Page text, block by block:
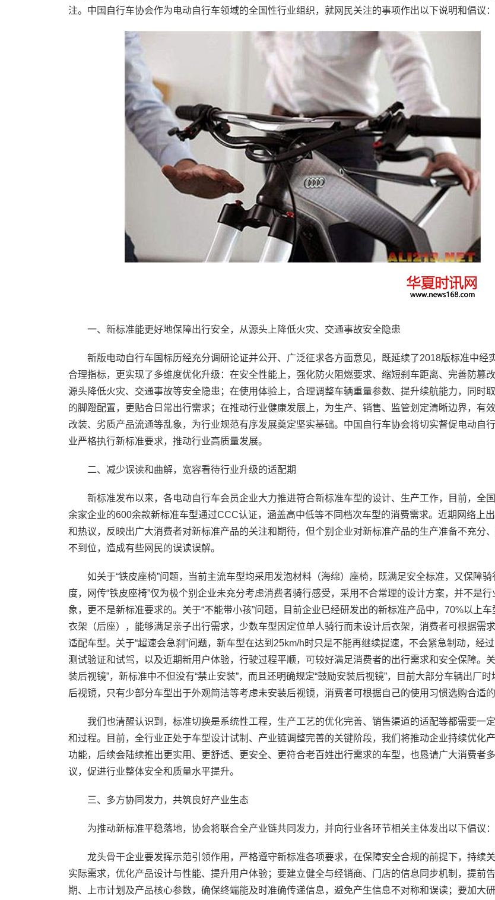
注。中国自行车协会作为电动自行车领域的全国性行业组织，就网民关注的事项作出以下说明和倡议：
一、新标准能更好地保障出行安全，从源头上降低火灾、交通事故安全隐患
新版电动自行车国标历经充分调研论证并公开、广泛征求各方面意见，既延续了2018版标准中经
合理指标，更实现了多维度优化升级：在安全性能上，强化防火阻燃要求、缩短刹车距离、完善防篡
源头降低火灾、交通事故等安全隐患；在使用体验上，合理调整车辆重量参数、提升续航能力，同时
的脚蹬配置，更贴合日常出行需求；在推动行业健康发展上，为生产、销售、监管划定清晰边界，有
改装、劣质产品流通等乱象，为行业规范有序发展奠定坚实基础。中国自行车协会将切实督促电动自
业严格执行新标准要求，推动行业高质量发展。
二、减少误读和曲解，宽容看待行业升级的适配期
新标准发布以来，各电动自行车会员企业大力推进符合新标准车型的设计、生产工作，目前，全
余家企业的600余款新标准车型通过CCC认证，涵盖高中低等不同档次车型的消费需求。近期网络上
和热议，反映出广大消费者对新标准产品的关注和期待，但个别企业对新标准产品的生产准备不充分
不到位，造成有些网民的误读误解。
如关于“铁皮座椅”问题，当前主流车型均采用发泡材料（海绵）座椅，既满足安全标准，又保障骑
度，网传“铁皮座椅”仅为极个别企业未充分考虑消费者骑行感受，采用不合常理的设计方案，并不是行
象，更不是新标准要求的。关于“不能带小孩”问题，目前企业已经研发出的新标准产品中，70%以上车
衣架（后座），能够满足亲子出行需求，少数车型因定位单人骑行而未设计后衣架，消费者可根据需
适配车型。关于“超速会急刹”问题，新车型在达到25km/h时只是不能再继续提速，不会紧急制动，经
测试验证和试驾，以及近期新用户体验，行驶过程平顺，可较好满足消费者的出行需求和安全保障。
装后视镜”，新标准中不但没有“禁止安装”，而且还明确规定“鼓励安装后视镜”，目前大部分车辆出厂时
后视镜，只有少部分车型出于外观简洁等考虑未安装后视镜，消费者可根据自己的使用习惯选购合适的
我们也清醒认识到，标准切换是系统性工程，生产工艺的优化完善、销售渠道的适配等都需要一
和过程。目前，全行业正处于车型设计试制、产业链调整完善的关键阶段，我们将推动企业持续优化
功能，后续会陆续推出更实用、更舒适、更安全、更符合老百姓出行需求的车型，也恳请广大消费者
议，促进行业整体安全和质量水平提升。
三、多方协同发力，共筑良好产业生态
为推动新标准平稳落地，协会将联合全产业链共同发力，并向行业各环节相关主体发出以下倡议：
龙头骨干企业要发挥示范引领作用，严格遵守新标准各项要求，在保障安全合规的前提下，持续
实际需求，优化产品设计与性能、提升用户体验；要建立健全与经销商、门店的信息同步机制，提前
期、上市计划及产品核心参数，确保终端能及时准确传递信息，避免产生信息不对称和误读；要加大研